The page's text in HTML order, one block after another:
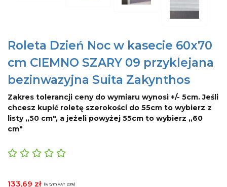
Roleta Dzień Noc w kasecie 60x70
cm CIEMNO SZARY 09 przyklejana
bezinwazyjna Suita Zakynthos
Zakres tolerancji ceny do wymiaru wynosi +/- 5cm. Jeśli
chcesz kupić roletę szerokości do 55cm to wybierz z
listy ,,50 cm", a jeżeli powyżej 55cm to wybierz ,,60
cm"
133,69 zł (w tym VAT 23%)